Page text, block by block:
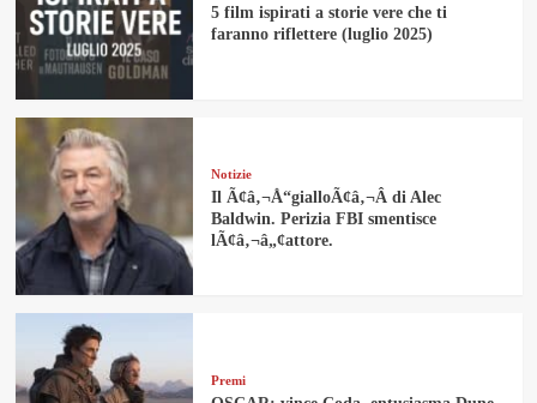
5 film ispirati a storie vere che ti
faranno riflettere (luglio 2025)
Notizie
Il Ã¢â‚¬Å“gialloÃ¢â‚¬Â di Alec
Baldwin. Perizia FBI smentisce
lÃ¢â‚¬â„¢attore.
Premi